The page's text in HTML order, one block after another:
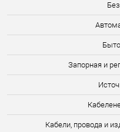
Запорная и
Кабели, провода и